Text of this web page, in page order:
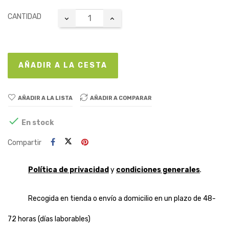
CANTIDAD
AÑADIR A LA CESTA
AÑADIR A LA LISTA AÑADIR A COMPARAR
 En stock
Compartir
Política de privacidad y condiciones generales.
Recogida en tienda o envío a domicilio en un plazo de 48-
72 horas (días laborables)